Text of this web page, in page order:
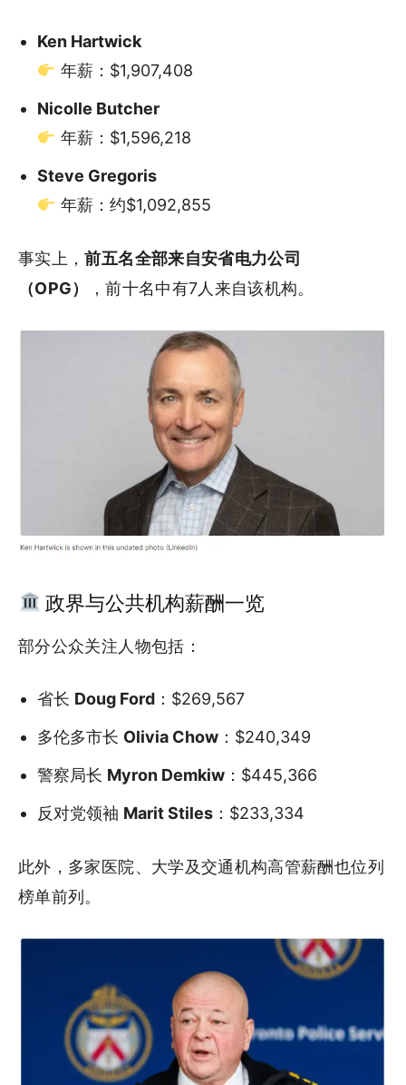
Ken Hartwick
年薪：$1,907,408
Nicolle Butcher
年薪：$1,596,218
Steve Gregoris
年薪：约$1,092,855
事实上，前五名全部来自安省电力公司
（OPG）
，前十名中有7人来自该机构。
政界与公共机构薪酬一览
部分公众关注人物包括：
省长 Doug Ford ：$269,567
多伦多市长 Olivia Chow ：$240,349
警察局长 Myron Demkiw ：$445,366
反对党领袖 Marit Stiles ：$233,334
此外，多家医院、大学及交通机构高管薪酬也位列
榜单前列。